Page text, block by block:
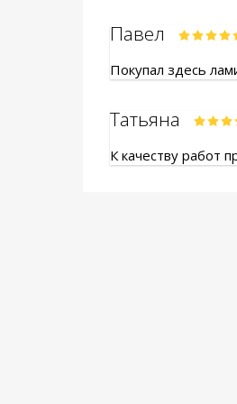
Павел
Покупал здесь
Татьяна
К качеству работ